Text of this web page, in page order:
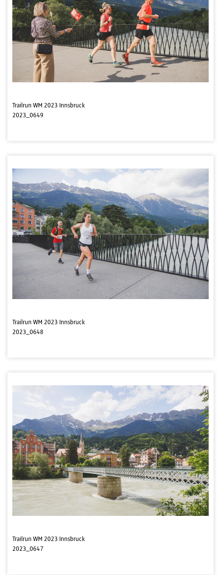
Trailrun WM 2023 Innsbruck
2023_0649
Trailrun WM 2023 Innsbruck
2023_0648
Trailrun WM 2023 Innsbruck
2023_0647